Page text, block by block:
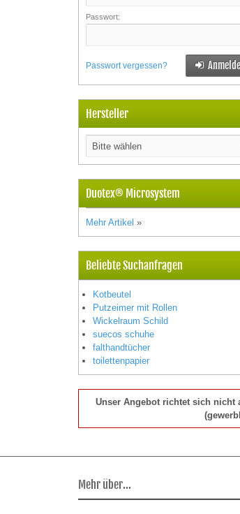
Passwort:
Passwort vergessen?
Hersteller
Bitte wählen
Duotex® Microsystem
Mehr Artikel »
Beliebte Suchanfragen
Kotbeutel
Putzeimer mit Rollen
Wickelraum Schild
suecos schuhe
falthandtücher
toilettenpapier
Unser Angebot richtet sich nicht
Mehr über...